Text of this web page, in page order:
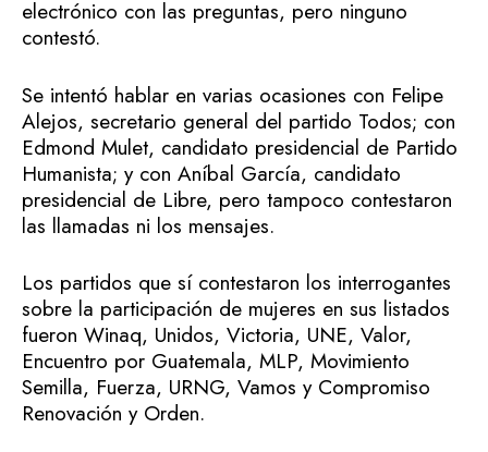
electrónico con las preguntas, pero ninguno
contestó.
Se intentó hablar en varias ocasiones con Felipe
Alejos, secretario general del partido Todos; con
Edmond Mulet, candidato presidencial de Partido
Humanista; y con Aníbal García, candidato
presidencial de Libre, pero tampoco contestaron
las llamadas ni los mensajes.
Los partidos que sí contestaron los interrogantes
sobre la participación de mujeres en sus listados
fueron Winaq, Unidos, Victoria, UNE, Valor,
Encuentro por Guatemala, MLP, Movimiento
Semilla, Fuerza, URNG, Vamos y Compromiso
Renovación y Orden.